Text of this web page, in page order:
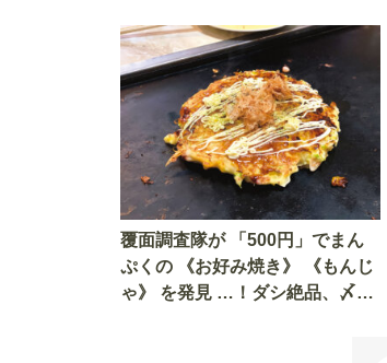
編）
覆面調査隊が 「500円」でまん
ぷくの 《お好み焼き》 《もんじ
ゃ》 を発見 …！ダシ絶品、〆の